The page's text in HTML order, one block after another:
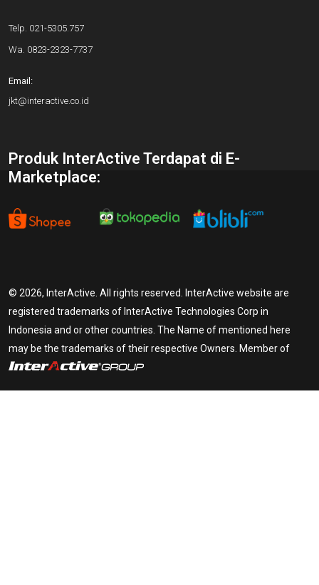
Telp. 021-5305.757
Wa. 0823-2323-7737
Email:
jkt@interactive.co.id
Produk InterActive Terdapat di E-
Marketplace:
© 2026, InterActive. All rights reserved. InterActive website are
registered trademarks of InterActive Technologies Corp in
Indonesia and or other countries. The Name of mentioned here
may be the trademarks of their respective Owners. Member of